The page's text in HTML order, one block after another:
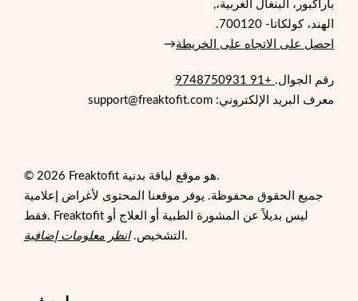
باراكبور، البنغال الغربية،,
الهند، كولكاتا- 700120.
احصل على الاتجاه على الخريطة→
رقم الجوال. +91 9748750931
معرف البريد الإلكتروني: support@freaktofit.com
© 2026 Freaktofit هو موقع لياقة بدنية.
جميع الحقوق محفوظة. يوفر موقعنا المحتوى لأغراض إعلامية
فقط. Freaktofit ليس بديلاً عن المشورة الطبية أو العلاج أو
التشخيص.انظر معلومات إضافية .